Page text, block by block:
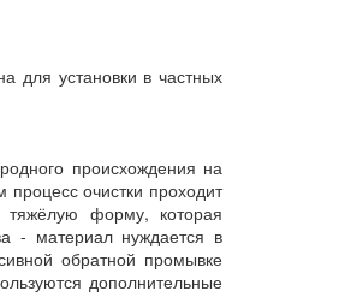
для установки в частных
происхождения на
очистки проходит
тяжёлую форму, которая
- материал нуждается в
обратной промывке
дополнительные